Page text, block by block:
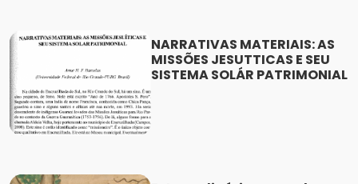
NARRATIVAS MATERIAIS: AS
MISSÕES JESUTTICAS E SEU
SISTEMA SOLÁR PATRIMONIAL